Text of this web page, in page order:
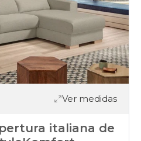
Ver medidas
italiana de